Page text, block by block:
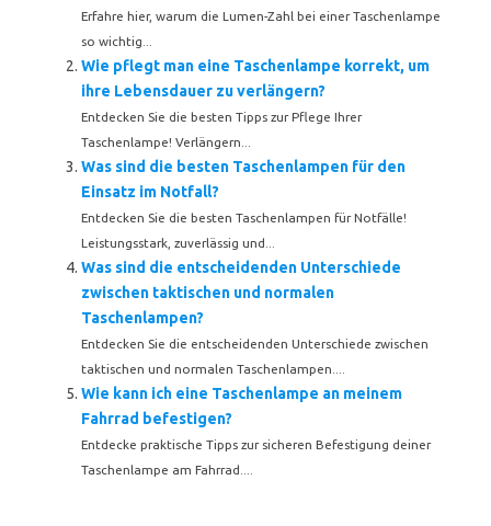
Erfahre hier, warum die Lumen-Zahl bei einer Taschenlampe
so wichtig...
Wie pflegt man eine Taschenlampe korrekt, um
ihre Lebensdauer zu verlängern?
Entdecken Sie die besten Tipps zur Pflege Ihrer
Taschenlampe! Verlängern...
Was sind die besten Taschenlampen für den
Einsatz im Notfall?
Entdecken Sie die besten Taschenlampen für Notfälle!
Leistungsstark, zuverlässig und...
Was sind die entscheidenden Unterschiede
zwischen taktischen und normalen
Taschenlampen?
Entdecken Sie die entscheidenden Unterschiede zwischen
taktischen und normalen Taschenlampen....
Wie kann ich eine Taschenlampe an meinem
Fahrrad befestigen?
Entdecke praktische Tipps zur sicheren Befestigung deiner
Taschenlampe am Fahrrad....